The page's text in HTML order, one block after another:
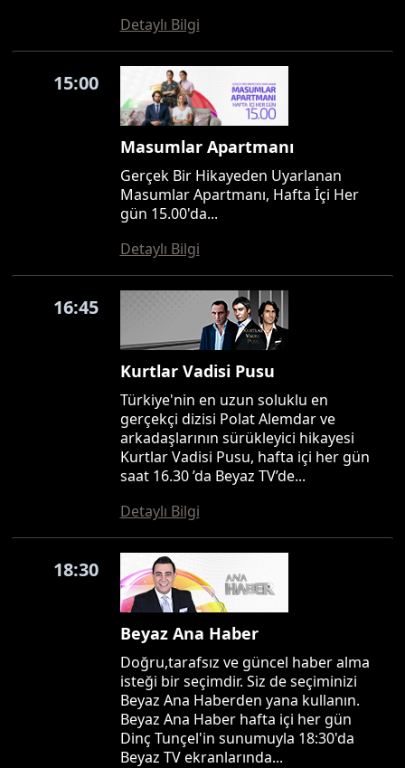
Detaylı Bilgi
15:00
Masumlar Apartmanı
Gerçek Bir Hikayeden Uyarlanan
Masumlar Apartmanı, Hafta İçi Her
gün 15.00'da...
Detaylı Bilgi
16:45
Kurtlar Vadisi Pusu
Türkiye'nin en uzun soluklu en
gerçekçi dizisi Polat Alemdar ve
arkadaşlarının sürükleyici hikayesi
Kurtlar Vadisi Pusu, hafta içi her gün
saat 16.30 ’da Beyaz TV’de...
Detaylı Bilgi
18:30
Beyaz Ana Haber
Doğru,tarafsız ve güncel haber alma
isteği bir seçimdir. Siz de seçiminizi
Beyaz Ana Haberden yana kullanın.
Beyaz Ana Haber hafta içi her gün
Dinç Tunçel'in sunumuyla 18:30'da
Beyaz TV ekranlarında...